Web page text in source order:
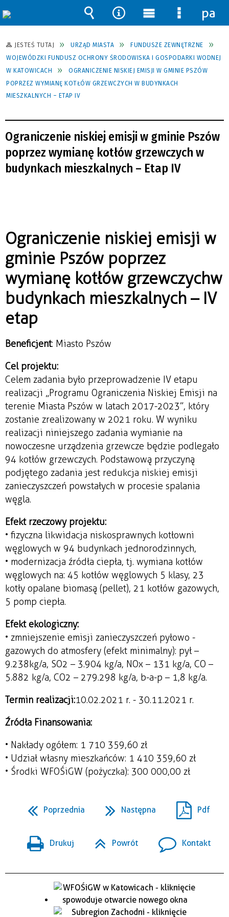
JESTEŚ TUTAJ URZĄD MIASTA
FUNDUSZE ZEWNĘTRZNE
WOJEWÓDZKI FUNDUSZ OCHRONY ŚRODOWISKA I GOSPODARKI WODNEJ
W KATOWICACH
OGRANICZENIE NISKIEJ EMISJI W GMINIE PSZÓW
POPRZEZ WYMIANĘ KOTŁÓW GRZEWCZYCH W BUDYNKACH
MIESZKALNYCH – ETAP IV
Ograniczenie niskiej emisji w gminie Pszów
poprzez wymianę kotłów grzewczych w
budynkach mieszkalnych – Etap IV
Ograniczenie niskiej emisji w
gminie Pszów poprzez
wymianę kotłów grzewczych w
budynkach mieszkalnych – IV
etap
Beneficjent: Miasto Pszów
Cel projektu:
Celem zadania było przeprowadzenie IV etapu
realizacji „Programu Ograniczenia Niskiej Emisji na
terenie Miasta Pszów w latach 2017-2023”, który
zostanie zrealizowany w 2021 roku. W wyniku
realizacji niniejszego zadania wymianie na
nowoczesne urządzenia grzewcze będzie podlegało
94 kotłów grzewczych. Podstawową przyczyną
podjętego zadania jest redukcja niskiej emisji
zanieczyszczeń powstałych w procesie spalania
węgla.
Efekt rzeczowy projektu:
• fizyczna likwidacja niskosprawnych kotłowni
węglowych w 94 budynkach jednorodzinnych,
• modernizacja źródła ciepła, tj. wymiana kotłów
węglowych na: 45 kotłów węglowych 5 klasy, 23
kotły opalane biomasą (pellet), 21 kotłów gazowych,
5 pomp ciepła.
Efekt ekologiczny:
• zmniejszenie emisji zanieczyszczeń pyłowo -
gazowych do atmosfery (efekt minimalny): pył –
9.238kg/a, SO2 – 3.904 kg/a, NOx – 131 kg/a, CO –
5.882 kg/a, CO2 – 279.298 kg/a, b-a-p – 1,8 kg/a.
Termin realizacji:10.02.2021 r. - 30.11.2021 r.
Źródła Finansowania:
• Nakłady ogółem: 1 710 359,60 zł
• Udział własny mieszkańców: 1 410 359,60 zł
• Środki WFOŚiGW (pożyczka): 300 000,00 zł
Poprzednia Następna Pdf
Drukuj Powrót Kontakt
Wyszukiwarka
Narzędzia
Menu
główne
Menu